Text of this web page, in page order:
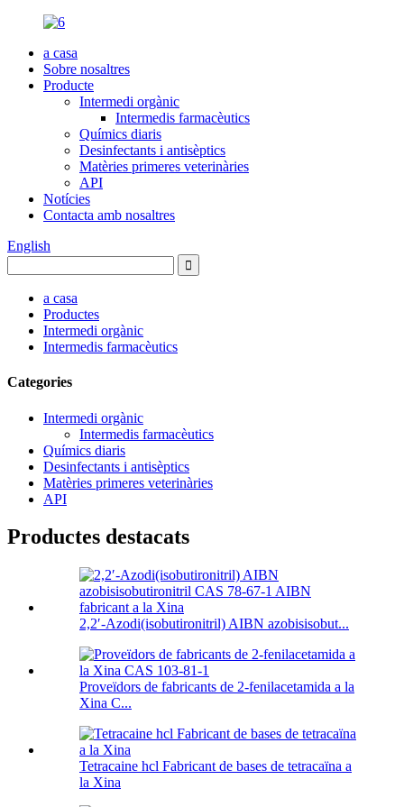
a casa
Sobre nosaltres
Producte
Intermedi orgànic
Intermedis farmacèutics
Químics diaris
Desinfectants i antisèptics
Matèries primeres veterinàries
API
Notícies
Contacta amb nosaltres
English
a casa
Productes
Intermedi orgànic
Intermedis farmacèutics
Categories
Intermedi orgànic
Intermedis farmacèutics
Químics diaris
Desinfectants i antisèptics
Matèries primeres veterinàries
API
Productes destacats
2,2′-Azodi(isobutironitril) AIBN azobisisobut...
Proveïdors de fabricants de 2-fenilacetamida a la
Xina C...
Tetracaine hcl Fabricant de bases de tetracaïna a
la Xina